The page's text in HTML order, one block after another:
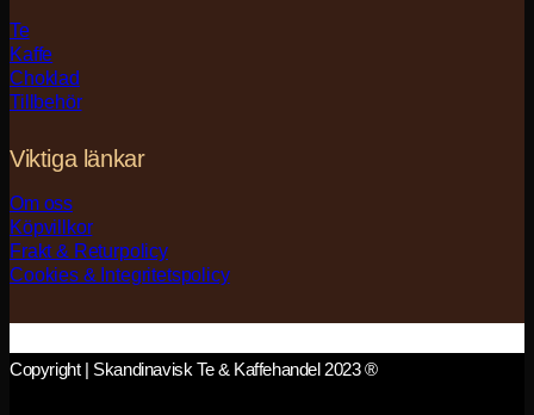
Te
Kaffe
Choklad
Tillbehör
Viktiga länkar
Om oss
Köpvillkor
Frakt & Returpolicy
Cookies & Integritetspolicy
Copyright | Skandinavisk Te & Kaffehandel 2023 ®